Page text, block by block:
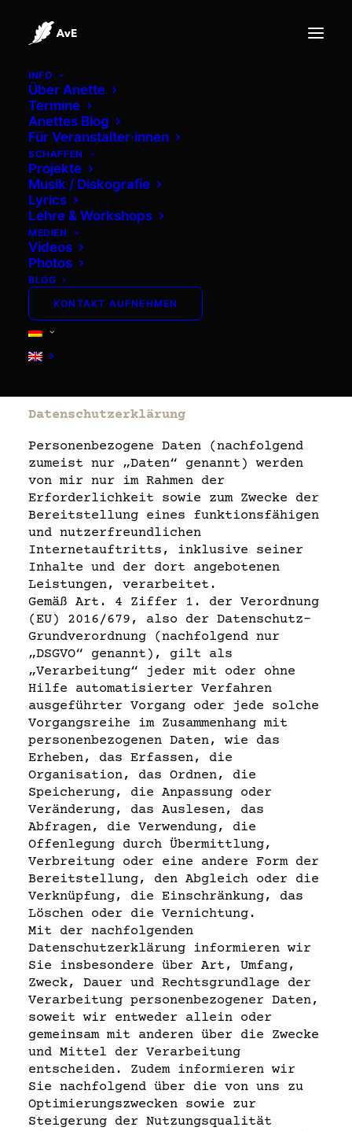
INFO
Über Anette
Termine
Anettes Blog
Für Veranstalter·innen
SCHAFFEN
Projekte
Musik / Diskografie
Lyrics
Lehre & Workshops
MEDIEN
Videos
Photos
BLOG
KONTAKT AUFNEHMEN
Datenschutz
Datenschutzerklärung
Personenbezogene Daten (nachfolgend
zumeist nur „Daten“ genannt) werden
von mir nur im Rahmen der
Erforderlichkeit sowie zum Zwecke der
Bereitstellung eines funktionsfähigen
und nutzerfreundlichen
Internetauftritts, inklusive seiner
Inhalte und der dort angebotenen
Leistungen, verarbeitet.
Gemäß Art. 4 Ziffer 1. der Verordnung
(EU) 2016/679, also der Datenschutz-
Grundverordnung (nachfolgend nur
„DSGVO“ genannt), gilt als
„Verarbeitung“ jeder mit oder ohne
Hilfe automatisierter Verfahren
ausgeführter Vorgang oder jede solche
Vorgangsreihe im Zusammenhang mit
personenbezogenen Daten, wie das
Erheben, das Erfassen, die
Organisation, das Ordnen, die
Speicherung, die Anpassung oder
Veränderung, das Auslesen, das
Abfragen, die Verwendung, die
Offenlegung durch Übermittlung,
Verbreitung oder eine andere Form der
Bereitstellung, den Abgleich oder die
Verknüpfung, die Einschränkung, das
Löschen oder die Vernichtung.
Mit der nachfolgenden
Datenschutzerklärung informieren wir
Sie insbesondere über Art, Umfang,
Zweck, Dauer und Rechtsgrundlage der
Verarbeitung personenbezogener Daten,
soweit wir entweder allein oder
gemeinsam mit anderen über die Zwecke
und Mittel der Verarbeitung
entscheiden. Zudem informieren wir
Sie nachfolgend über die von uns zu
Optimierungszwecken sowie zur
Steigerung der Nutzungsqualität